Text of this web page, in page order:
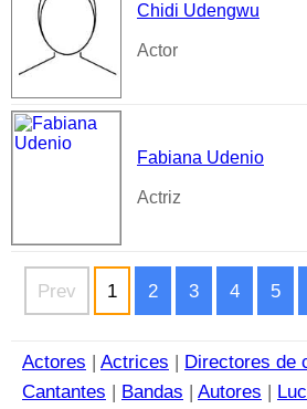
Chidi Udengwu
Actor
Fabiana Udenio
Actriz
Prev 1 2 3 4 5
Actores | Actrices | Directores de
Cantantes | Bandas | Autores |